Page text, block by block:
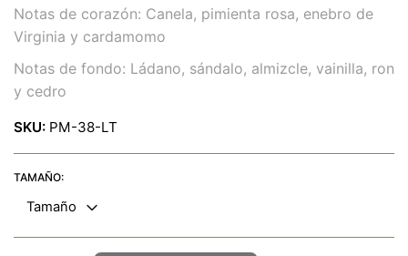
Notas de corazón: Canela, pimienta rosa, enebro de
Virginia y cardamomo
Notas de fondo: Ládano, sándalo, almizcle, vainilla, ron
y cedro
SKU: PM-38-LT
TAMAÑO:
Tamaño